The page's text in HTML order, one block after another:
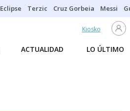
Eclipse Terzic Cruz Gorbeia Messi
Kiosko
ACTUALIDAD LO ÚLTIMO